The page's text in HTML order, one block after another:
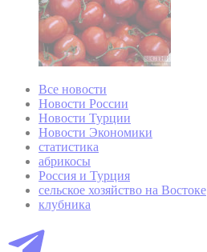
Все новости
Новости России
Новости Турции
Новости Экономики
статистика
абрикосы
Россия и Турция
сельское хозяйство на Востоке
клубника